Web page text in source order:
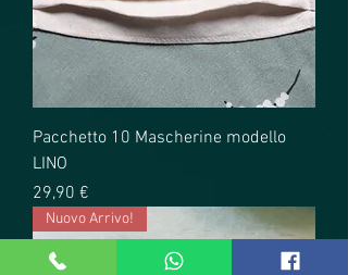
Pacchetto 10 Mascherine modello
LINO
Prezzo
29,90 €
Nuovo Arrivo!